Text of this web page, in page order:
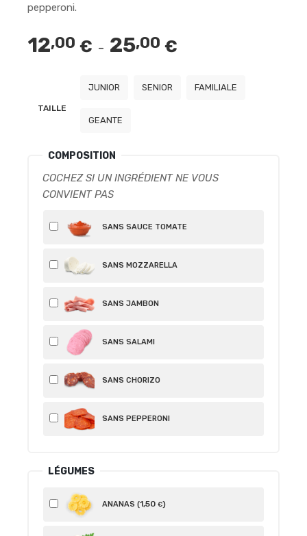
pepperoni.
12,00 € – 25,00 €
TAILLE
JUNIOR SENIOR FAMILIALE
GEANTE
COMPOSITION
COCHEZ SI UN INGRÉDIENT NE VOUS
CONVIENT PAS
SANS SAUCE TOMATE
SANS MOZZARELLA
SANS JAMBON
SANS SALAMI
SANS CHORIZO
SANS PEPPERONI
LÉGUMES
ANANAS (1,50 €)